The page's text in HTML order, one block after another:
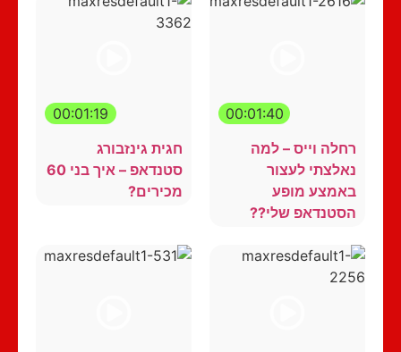
00:01:40
רחלה וייס – למה
נאלצתי לעצור
באמצע מופע
הסטנדאפ שלי??
00:01:19
חגית גינזבורג
סטנדאפ – איך בני 60
מכירים?